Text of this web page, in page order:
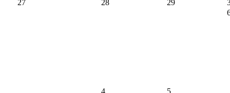
27
28 29